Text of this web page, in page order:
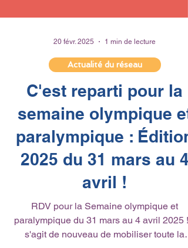
20 févr. 2025 1 min de lecture
Actualité du réseau
C'est reparti pour la
semaine olympique et
paralympique : Édition
2025 du 31 mars au 4
avril !